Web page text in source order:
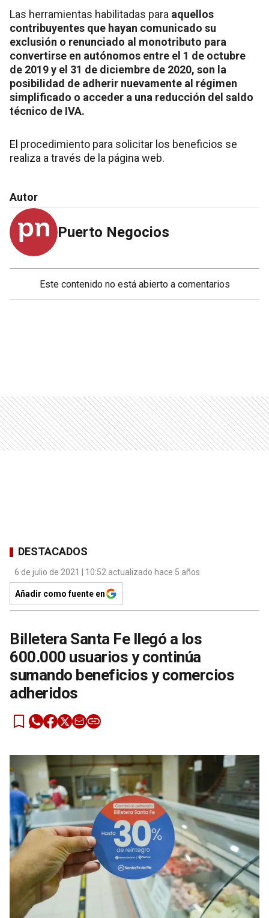
Las herramientas habilitadas para aquellos
contribuyentes que hayan comunicado su
exclusión o renunciado al monotributo para
convertirse en autónomos entre el 1 de octubre
de 2019 y el 31 de diciembre de 2020, son la
posibilidad de adherir nuevamente al régimen
simplificado o acceder a una reducción del saldo
técnico de IVA.
El procedimiento para solicitar los beneficios se
realiza a través de la página web.
Autor
Puerto Negocios
Este contenido no está abierto a comentarios
DESTACADOS
6 de julio de 2021 | 10:52 actualizado hace 5 años
Añadir como fuente en
Billetera Santa Fe llegó a los
600.000 usuarios y continúa
sumando beneficios y comercios
adheridos